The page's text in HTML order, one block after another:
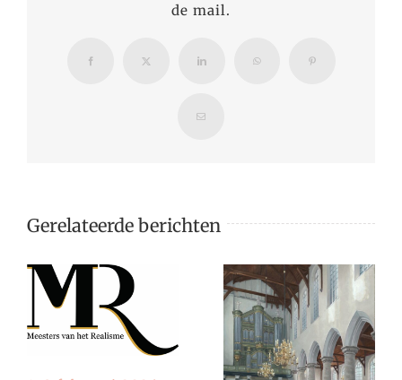
de mail.
Facebook X LinkedIn WhatsApp Pinterest
E-
Gerelateerde berichten